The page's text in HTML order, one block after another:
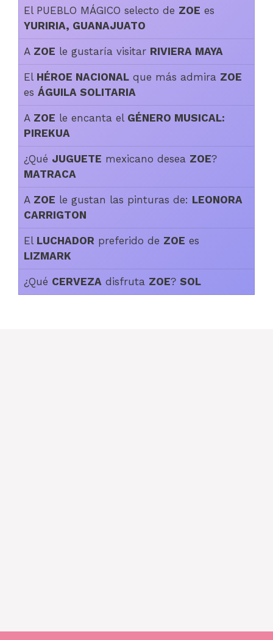
El PUEBLO MÁGICO selecto de ZOE es
YURIRIA, GUANAJUATO
A ZOE le gustaría visitar RIVIERA MAYA
El HÉROE NACIONAL que más admira ZOE
es ÁGUILA SOLITARIA
A ZOE le encanta el GÉNERO MUSICAL:
PIREKUA
¿Qué JUGUETE mexicano desea ZOE?
MATRACA
A ZOE le gustan las pinturas de: LEONORA
CARRIGTON
El LUCHADOR preferido de ZOE es
LIZMARK
¿Qué CERVEZA disfruta ZOE? SOL